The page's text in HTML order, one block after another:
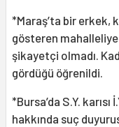
*Maraş’ta bir erkek,
gösteren mahalleliye
şikayetçi olmadı.
gördüğü öğrenildi.
*Bursa’da S.Y.
hakkında suç